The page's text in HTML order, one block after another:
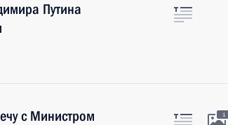
Путина
с Министром
1